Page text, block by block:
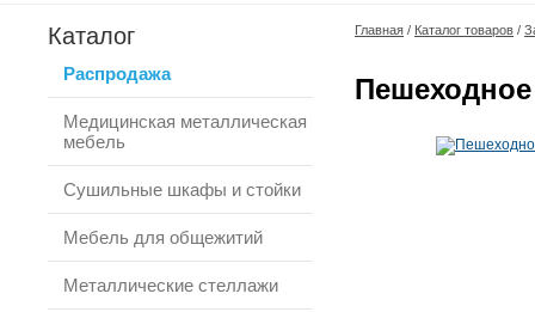
Каталог
Распродажа
Медицинская металлическая
мебель
Сушильные шкафы и стойки
Мебель для общежитий
Металлические стеллажи
Главная / Каталог товаров /